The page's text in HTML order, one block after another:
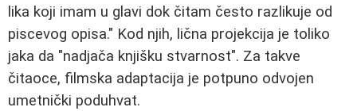
lika koji imam u glavi dok čitam često razlikuje od
piscevog opisa." Kod njih, lična projekcija je toliko
jaka da "nadjаča knjišku stvarnost". Za takve
čitaoce, filmska adaptacija je potpuno odvojen
umetnički poduhvat.